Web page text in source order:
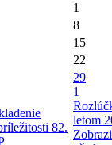
1
8
15
22
82.
29
1
letom